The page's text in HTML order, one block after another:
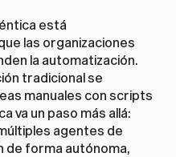
está
las organizaciones
la automatización.
tradicional se
manuales con scripts
va un paso más allá:
agentes de
de forma autónoma,